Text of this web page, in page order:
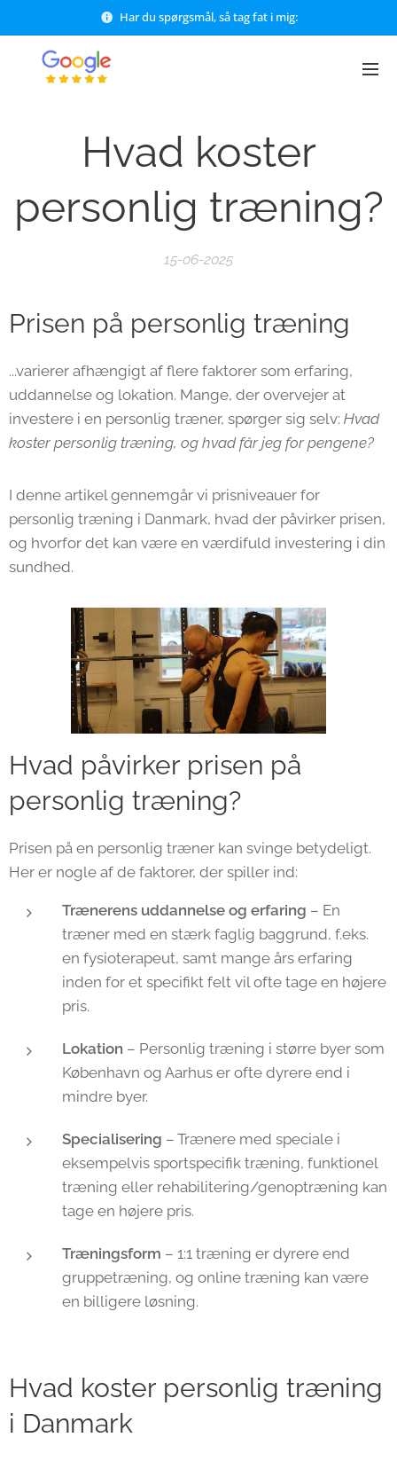
Har du spørgsmål, så tag fat i mig:
Hvad koster
personlig træning?
15-06-2025
Prisen på personlig træning
...varierer afhængigt af flere faktorer som erfaring,
uddannelse og lokation. Mange, der overvejer at
investere i en personlig træner, spørger sig selv: Hvad
koster personlig træning, og hvad får jeg for pengene?
I denne artikel gennemgår vi prisniveauer for
personlig træning i Danmark, hvad der påvirker prisen,
og hvorfor det kan være en værdifuld investering i din
sundhed.
Hvad påvirker prisen på
personlig træning?
Prisen på en personlig træner kan svinge betydeligt.
Her er nogle af de faktorer, der spiller ind:
Trænerens uddannelse og erfaring – En
træner med en stærk faglig baggrund, f.eks.
en fysioterapeut, samt mange års erfaring
inden for et specifikt felt vil ofte tage en højere
pris.
Lokation – Personlig træning i større byer som
København og Aarhus er ofte dyrere end i
mindre byer.
Specialisering – Trænere med speciale i
eksempelvis sportspecifik træning, funktionel
træning eller rehabilitering/genoptræning kan
tage en højere pris.
Træningsform – 1:1 træning er dyrere end
gruppetræning, og online træning kan være
en billigere løsning.
Hvad koster personlig træning
i Danmark